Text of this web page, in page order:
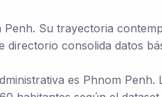
Su trayectoria
consolida datos
es Phnom Penh.